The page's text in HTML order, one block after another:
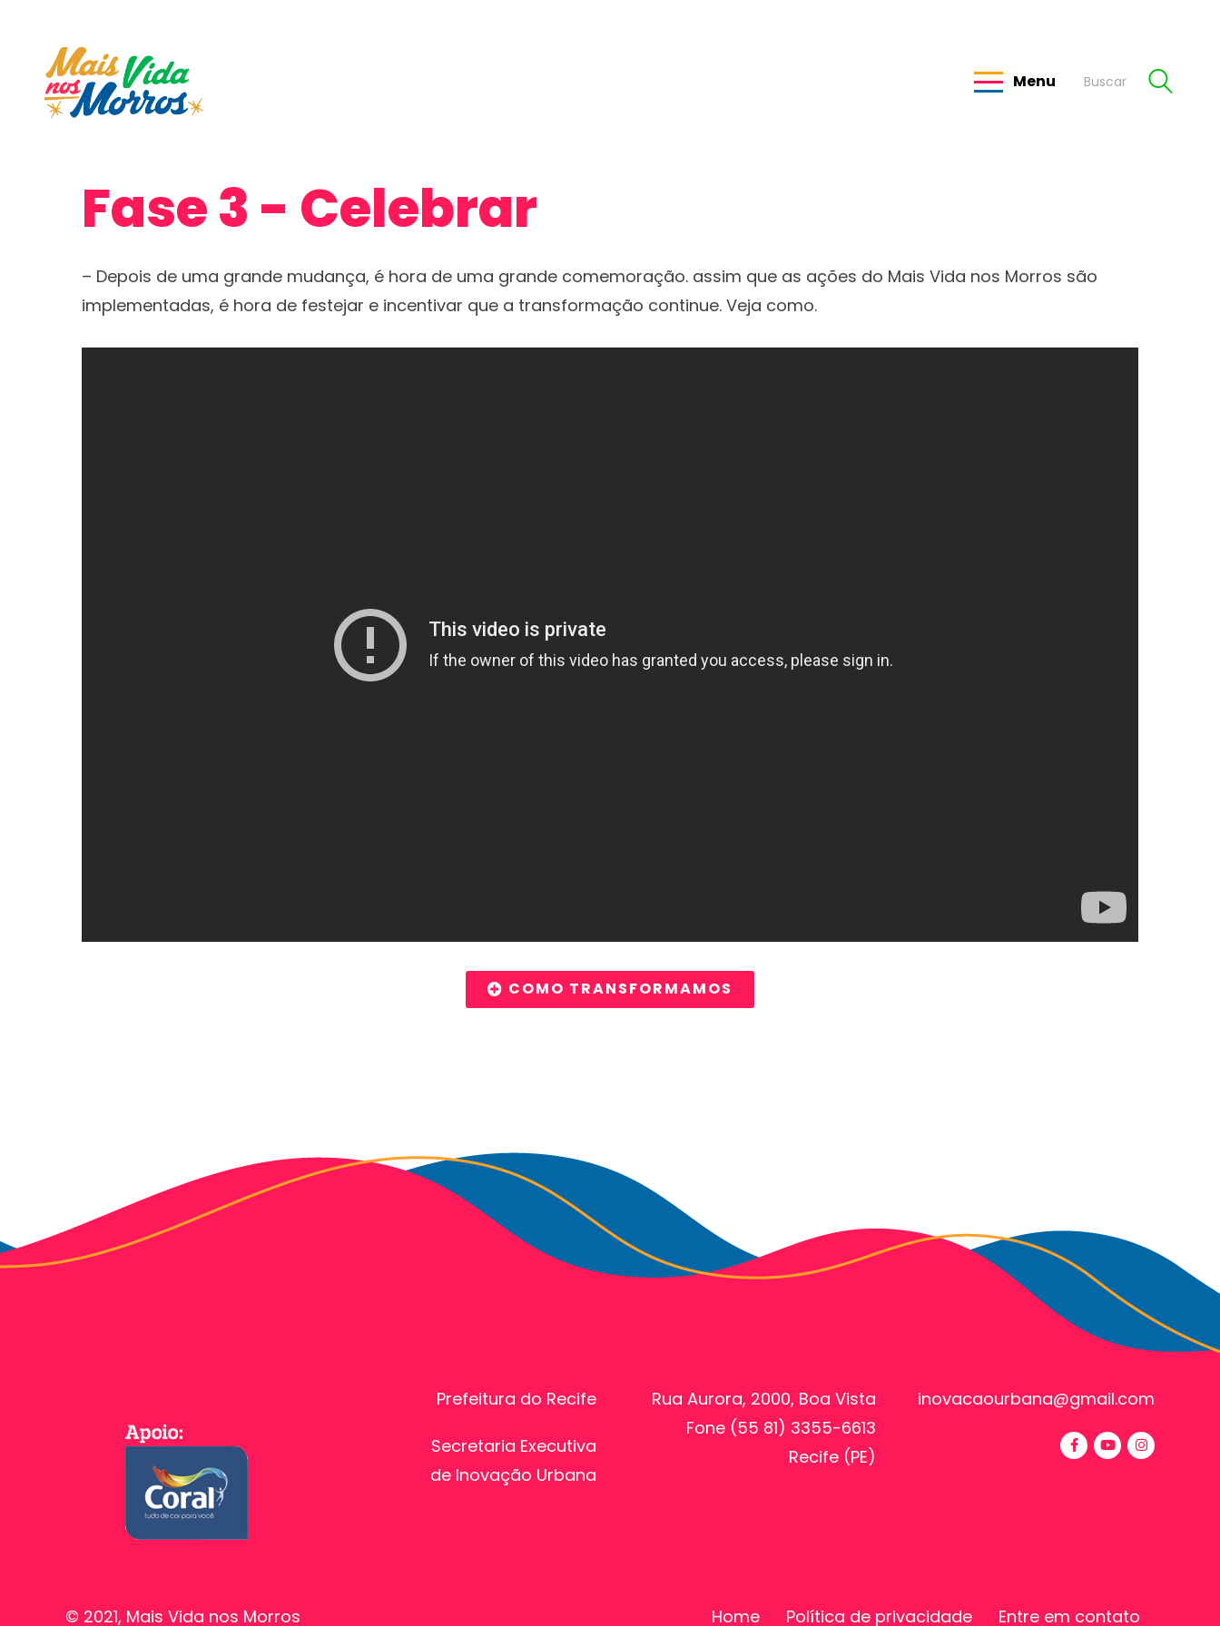
Menu
Fase 3 - Celebrar
– Depois de uma grande mudança, é hora de uma grande comemoração. assim que as ações do Mais Vida nos Morros são
implementadas, é hora de festejar e incentivar que a transformação continue. Veja como.
COMO TRANSFORMAMOS
Prefeitura do Recife
Secretaria Executiva
de Inovação Urbana
Rua Aurora, 2000, Boa Vista
Fone (55 81) 3355-6613
Recife (PE)
inovacaourbana@gmail.com
© 2021, Mais Vida nos Morros Home Política de privacidade Entre em contato